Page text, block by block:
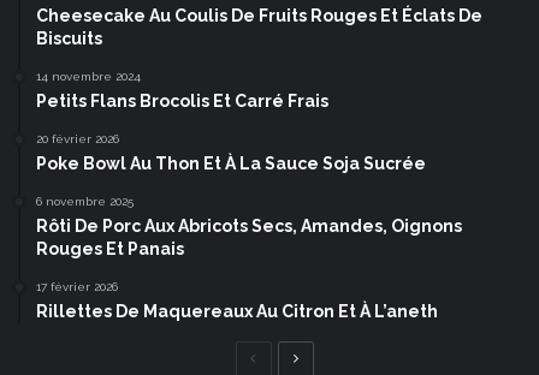
Cheesecake Au Coulis De Fruits Rouges Et Éclats De
Biscuits
14 novembre 2024
Petits Flans Brocolis Et Carré Frais
20 février 2026
Poke Bowl Au Thon Et À La Sauce Soja Sucrée
6 novembre 2025
Rôti De Porc Aux Abricots Secs, Amandes, Oignons
Rouges Et Panais
17 février 2026
Rillettes De Maquereaux Au Citron Et À L’aneth
Page